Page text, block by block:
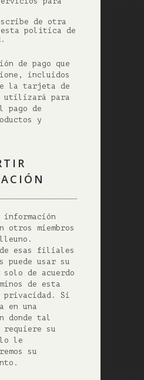
de otra
esta política de
de pago que
incluidos
la tarjeta de
utilizará para
de
y
información
otros miembros
de esas filiales
puede usar su
solo de acuerdo
de esta
Si
en una
donde tal
requiere su
le
su